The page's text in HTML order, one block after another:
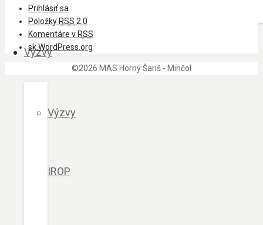
Výzvy
Výzvy
IROP
Prihlásiť sa
Položky RSS 2.0
Komentáre v RSS
sk.WordPress.org
©2026 MAS Horný Šariš - Minčol